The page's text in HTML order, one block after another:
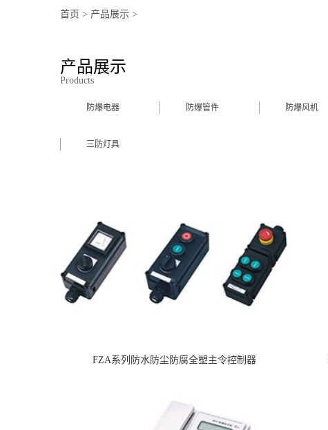
首页 > 产品展示 >
产品展示
Products
防爆电器 防爆管件 防爆风机
三防灯具
FZA系列防水防尘防腐全塑主令控制器